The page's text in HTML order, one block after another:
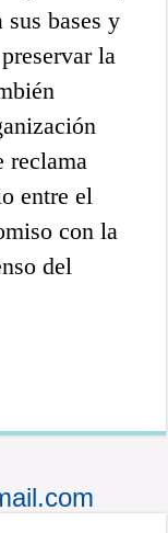
bases y
la
reclama
entre el
con la
del